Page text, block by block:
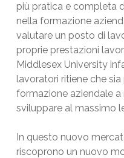
più pratica e completa
nella formazione
valutare un posto di
proprie prestazioni
Middlesex University
lavoratori ritiene che
formazione aziendale
sviluppare al massimo
In questo nuovo
riscoprono un nuovo